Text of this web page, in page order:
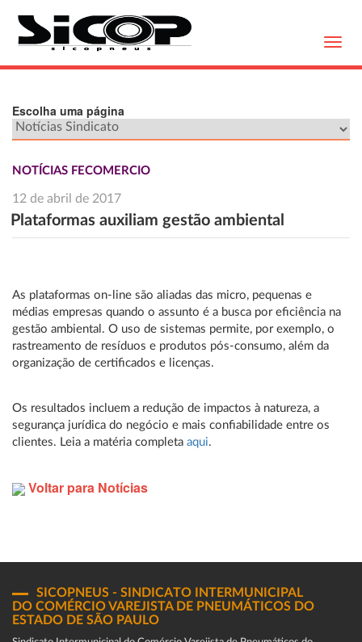
Escolha uma página
NOTÍCIAS FECOMERCIO
12 de abril de 2017
Plataformas auxiliam gestão ambiental
As plataformas on-line são aliadas das micro, pequenas e
médias empresas quando o assunto é a busca por eficiência na
gestão ambiental. O uso de sistemas permite, por exemplo, o
rastreamento de resíduos e produtos pós-consumo, além da
organização de certificados e licenças.
Os resultados incluem a redução de impactos à natureza, a
segurança jurídica do negócio e mais confiabilidade entre os
clientes. Leia a matéria completa aqui.
Voltar para Notícias
SICOPNEUS - SINDICATO INTERMUNICIPAL
DO COMÉRCIO VAREJISTA DE PNEUMÁTICOS DO
ESTADO DE SÃO PAULO